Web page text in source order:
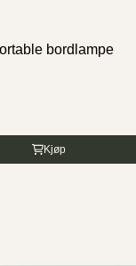
bordlampe
Kjøp